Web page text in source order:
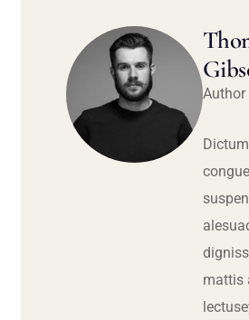
Author
mattis